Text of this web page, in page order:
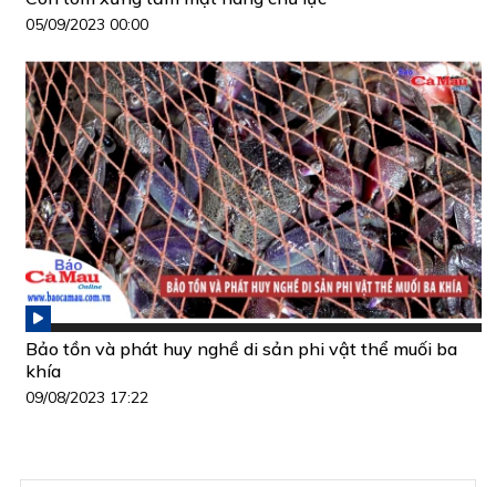
05/09/2023 00:00
Bảo tồn và phát huy nghề di sản phi vật thể muối ba
khía
09/08/2023 17:22